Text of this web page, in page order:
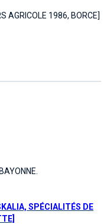
AGRICOLE 1986, BORCE]
SPÉCIALITÉS DE